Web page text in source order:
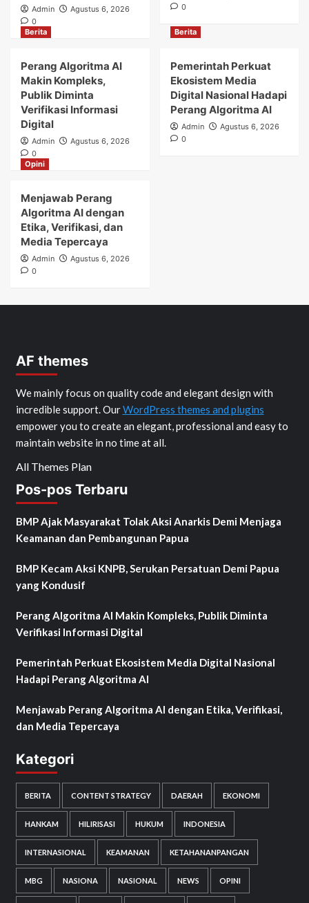
Admin
Agustus 6, 2026
0
0
Berita
Perang Algoritma AI
Makin Kompleks,
Publik Diminta
Verifikasi Informasi
Digital
Admin
Agustus 6, 2026
0
Berita
Pemerintah Perkuat
Ekosistem Media
Digital Nasional Hadapi
Perang Algoritma AI
Admin
Agustus 6, 2026
0
Opini
Menjawab Perang
Algoritma AI dengan
Etika, Verifikasi, dan
Media Tepercaya
Admin
Agustus 6, 2026
0
AF themes
We mainly focus on quality code and elegant design with
incredible support. OurWordPress themes and plugins
empower you to create an elegant, professional and easy to
maintain website in no time at all.
All Themes Plan
Pos-pos Terbaru
BMP Ajak Masyarakat Tolak Aksi Anarkis Demi Menjaga
Keamanan dan Pembangunan Papua
BMP Kecam Aksi KNPB, Serukan Persatuan Demi Papua
yang Kondusif
Perang Algoritma AI Makin Kompleks, Publik Diminta
Verifikasi Informasi Digital
Pemerintah Perkuat Ekosistem Media Digital Nasional
Hadapi Perang Algoritma AI
Menjawab Perang Algoritma AI dengan Etika, Verifikasi,
dan Media Tepercaya
Kategori
BERITA CONTENT STRATEGY DAERAH EKONOMI
HANKAM HILIRISASI HUKUM INDONESIA
INTERNASIONAL KEAMANAN KETAHANANPANGAN
MBG NASIONA NASIONAL NEWS OPINI